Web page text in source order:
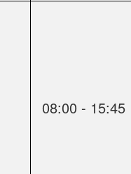
08:00 - 15:45